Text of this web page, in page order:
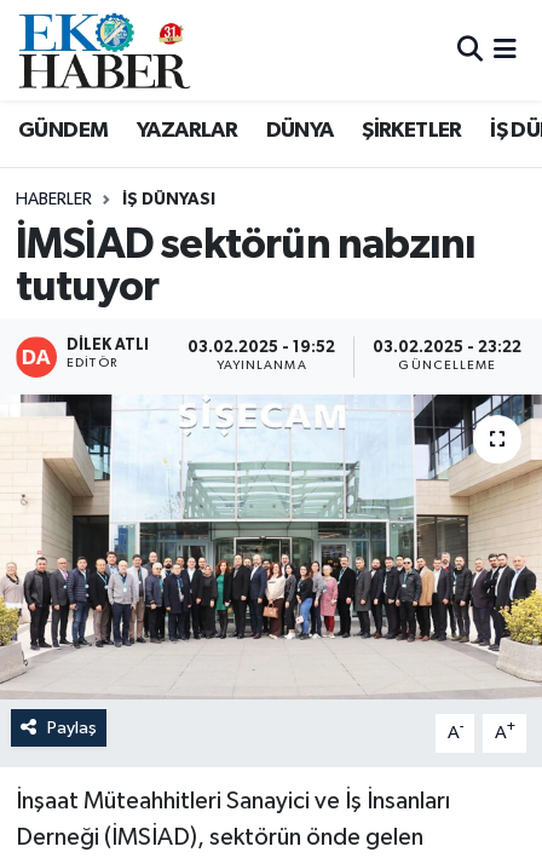
GÜNDEM YAZARLAR DÜNYA ŞİRKETLER İŞ
HABERLER İŞ DÜNYASI
İMSİAD sektörün nabzını
tutuyor
DİLEK ATLI
EDITÖR
03.02.2025 - 19:52
YAYINLANMA
03.02.2025 - 23:22
GÜNCELLEME
Paylaş A- A+
İnşaat Müteahhitleri Sanayici ve İş İnsanları
Derneği (İMSİAD), sektörün önde gelen
Hava Durumu
Süper Lig Puan Durumu ve Fikstür
Tüm Manşetler
Son Dakika Haberleri
Haber Arşivi